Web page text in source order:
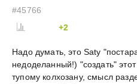
#45766
+2
Надо думать, это Saty
недоделанный!) "создать"
тупому колхозану, смысл